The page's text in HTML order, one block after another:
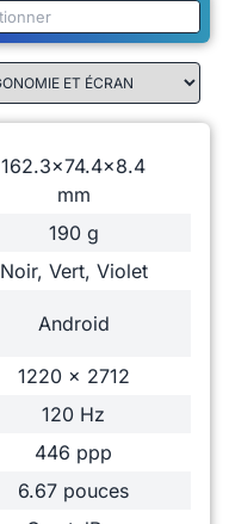
162.3x74.4x8.4
mm
190 g
Noir, Vert, Violet
Android
1220 x 2712
120 Hz
446 ppp
6.67 pouces